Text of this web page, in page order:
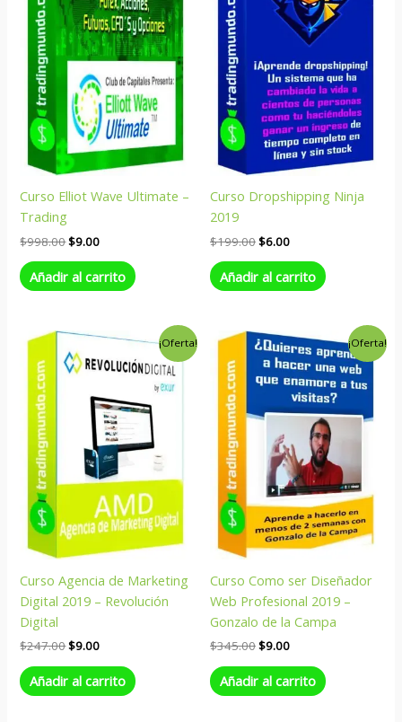
Curso Elliot Wave Ultimate –
Trading
$998.00
$998.00.
$9.00
$9.00.
Añadir al carrito
Curso Dropshipping Ninja
2019
$199.00
$199.00.
$6.00
$6.00.
Añadir al carrito
¡Oferta!
Curso Agencia de Marketing
Digital 2019 – Revolución
Digital
$247.00
El
precio
original
$247.00.
$9.00
El
actual
$9.00.
Añadir al carrito
¡Oferta!
Curso Como ser Diseñador
Web Profesional 2019 –
Gonzalo de la Campa
$345.00
El
precio
original
era:
$345.00.
$9.00
El
precio
actual
es:
$9.00.
Añadir al carrito